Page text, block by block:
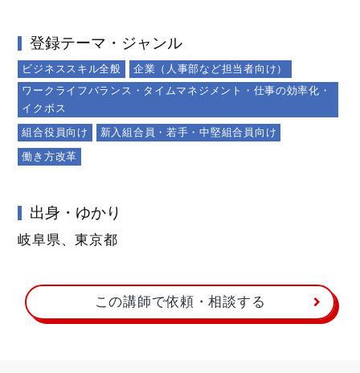
登録テーマ・ジャンル
ビジネススキル全般
企業（人事部など担当者向け）
ワークライフバランス・タイムマネジメント・仕事の効率化・
イクボス
組合役員向け
新入組合員・若手・中堅組合員向け
働き方改革
出身・ゆかり
岐阜県、東京都
この講師で依頼・相談する